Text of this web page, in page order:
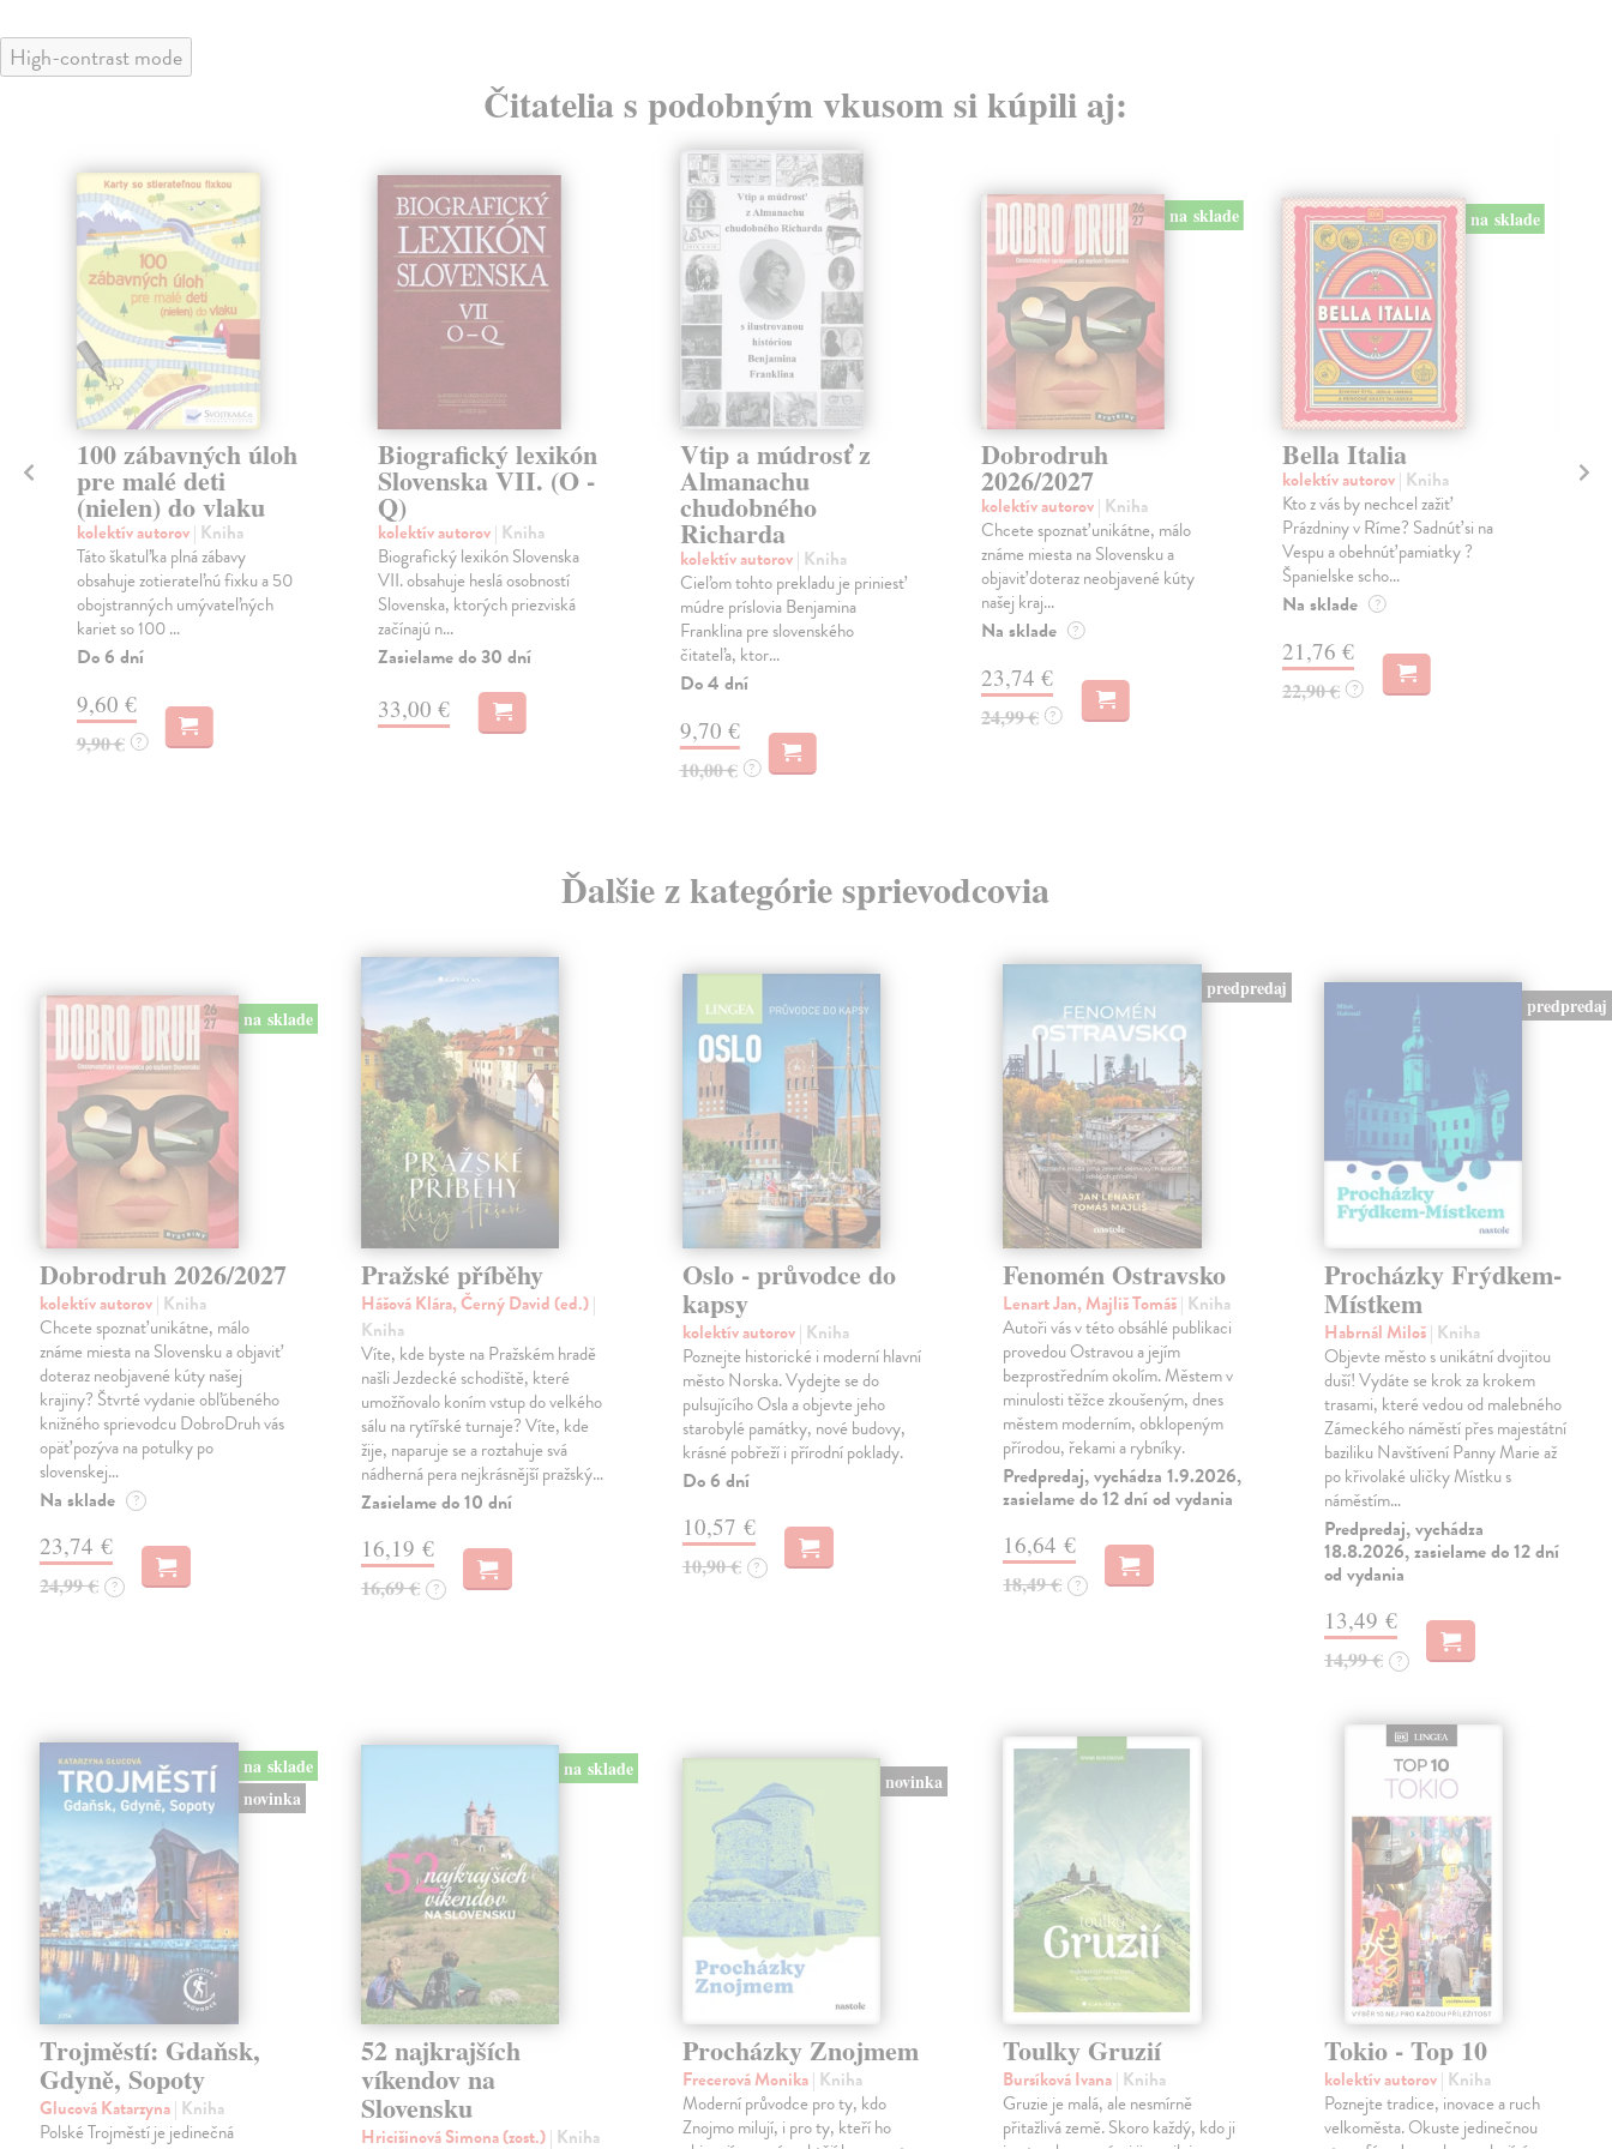
High-contrast mode
Čitatelia s podobným vkusom si kúpili aj:
100 zábavných úloh
pre malé deti
(nielen) do vlaku
kolektív autorov| Kniha
Táto škatuľka plná zábavy
obsahuje zotierateľnú fixku a 50
obojstranných umývateľných
kariet so 100 ...
Do 6 dní
9,60 €
9,90 € ?
Biografický lexikón
Slovenska VII. (O -
Q)
kolektív autorov| Kniha
Biografický lexikón Slovenska
VII. obsahuje heslá osobností
Slovenska, ktorých priezviská
začínajú n...
Zasielame do 30 dní
33,00 €
Vtip a múdrosť z
Almanachu
chudobného
Richarda
kolektív autorov| Kniha
Cieľom tohto prekladu je priniesť
múdre príslovia Benjamina
Franklina pre slovenského
čitateľa, ktor...
Do 4 dní
9,70 €
10,00 € ?
na sklade
Dobrodruh
2026/2027
kolektív autorov| Kniha
Chcete spoznať unikátne, málo
známe miesta na Slovensku a
objaviť doteraz neobjavené kúty
našej kraj...
Na sklade ?
23,74 €
24,99 € ?
na sklade
Bella Italia
kolektív autorov| Kniha
Kto z vás by nechcel zažiť
Prázdniny v Ríme? Sadnúť si na
Vespu a obehnúť pamiatky ?
Španielske scho...
Na sklade ?
21,76 €
22,90 € ?
Ďalšie z kategórie sprievodcovia
na sklade
Dobrodruh 2026/2027
kolektív autorov| Kniha
Chcete spoznať unikátne, málo
známe miesta na Slovensku a objaviť
doteraz neobjavené kúty našej
krajiny? Štvrté vydanie obľúbeného
knižného sprievodcu DobroDruh vás
opäť pozýva na potulky po
slovenskej…
Na sklade ?
23,74 €
24,99 € ?
Pražské příběhy
Hášová Klára, Černý David (ed.)|
Kniha
Víte, kde byste na Pražském hradě
našli Jezdecké schodiště, které
umožňovalo koním vstup do velkého
sálu na rytířské turnaje? Víte, kde
žije, naparuje se a roztahuje svá
nádherná pera nejkrásnější pražský…
Zasielame do 10 dní
16,19 €
16,69 € ?
Oslo - průvodce do
kapsy
kolektív autorov| Kniha
Poznejte historické i moderní hlavní
město Norska. Vydejte se do
pulsujícího Osla a objevte jeho
starobylé památky, nové budovy,
krásné pobřeží i přírodní poklady.
Do 6 dní
10,57 €
10,90 € ?
predpredaj
Fenomén Ostravsko
Lenart Jan, Majliš Tomáš| Kniha
Autoři vás v této obsáhlé publikaci
provedou Ostravou a jejím
bezprostředním okolím. Městem v
minulosti těžce zkoušeným, dnes
městem moderním, obklopeným
přírodou, řekami a rybníky.
Predpredaj, vychádza 1.9.2026,
zasielame do 12 dní od vydania
16,64 €
18,49 € ?
predpredaj
Procházky Frýdkem-
Místkem
Habrnál Miloš| Kniha
Objevte město s unikátní dvojitou
duší! Vydáte se krok za krokem
trasami, které vedou od malebného
Zámeckého náměstí přes majestátní
baziliku Navštívení Panny Marie až
po křivolaké uličky Místku s
náměstím…
Predpredaj, vychádza
18.8.2026, zasielame do 12 dní
od vydania
13,49 €
14,99 € ?
na sklade
novinka
Trojměstí: Gdaňsk,
Gdyně, Sopoty
Glucová Katarzyna| Kniha
Polské Trojměstí je jedinečná
na sklade
52 najkrajších
víkendov na
Slovensku
Hricišinová Simona (zost.)| Kniha
novinka
Procházky Znojmem
Frecerová Monika| Kniha
Moderní průvodce pro ty, kdo
Znojmo milují, i pro ty, kteří ho
Toulky Gruzií
Bursíková Ivana| Kniha
Gruzie je malá, ale nesmírně
přitažlivá země. Skoro každý, kdo ji
Tokio - Top 10
kolektív autorov| Kniha
Poznejte tradice, inovace a ruch
velkoměsta. Okuste jedinečnou